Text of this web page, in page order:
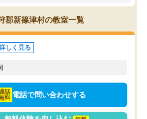
が今足りないのか
だき、子どももびっ
んでやる気を持って
狙い通り、少しず
手意識も無くなっ
苦手な数学も追加
来年の高校受験に
スト、多少お金がかかっ
思い切って入塾してよか
郡新篠津村の教室一覧
しく見る
話
料 電話で問い合わせする